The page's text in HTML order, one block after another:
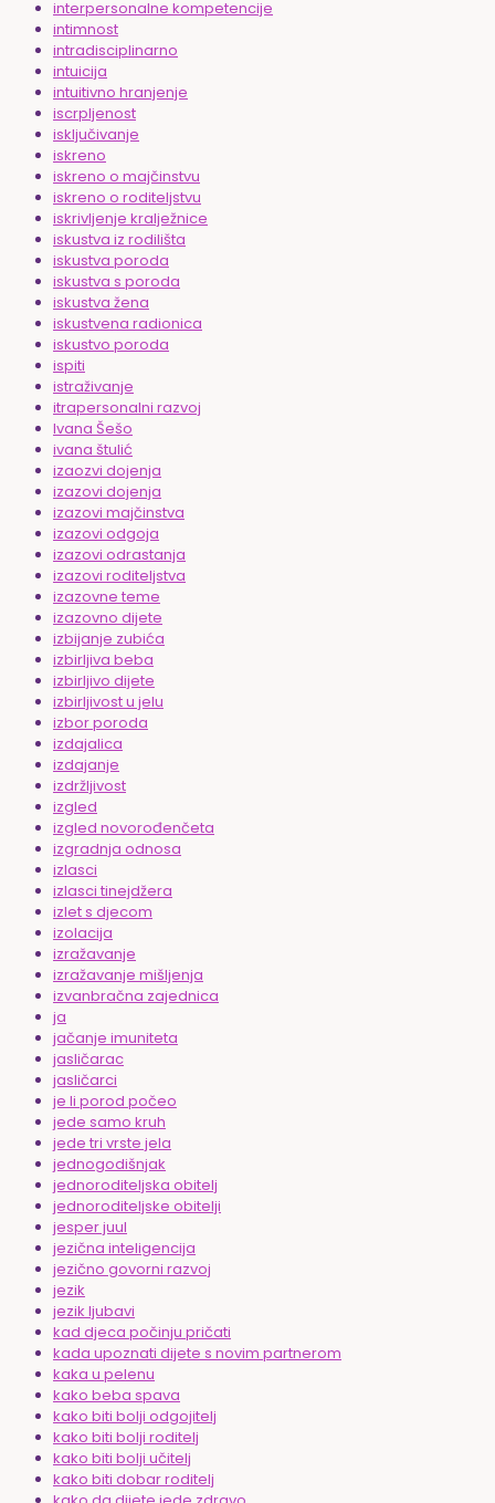
interpersonalne kompetencije
intimnost
intradisciplinarno
intuicija
intuitivno hranjenje
iscrpljenost
isključivanje
iskreno
iskreno o majčinstvu
iskreno o roditeljstvu
iskrivljenje kralježnice
iskustva iz rodilišta
iskustva poroda
iskustva s poroda
iskustva žena
iskustvena radionica
iskustvo poroda
ispiti
istraživanje
itrapersonalni razvoj
Ivana Šešo
ivana štulić
izaozvi dojenja
izazovi dojenja
izazovi majčinstva
izazovi odgoja
izazovi odrastanja
izazovi roditeljstva
izazovne teme
izazovno dijete
izbijanje zubića
izbirljiva beba
izbirljivo dijete
izbirljivost u jelu
izbor poroda
izdajalica
izdajanje
izdržljivost
izgled
izgled novorođenčeta
izgradnja odnosa
izlasci
izlasci tinejdžera
izlet s djecom
izolacija
izražavanje
izražavanje mišljenja
izvanbračna zajednica
ja
jačanje imuniteta
jasličarac
jasličarci
je li porod počeo
jede samo kruh
jede tri vrste jela
jednogodišnjak
jednoroditeljska obitelj
jednoroditeljske obitelji
jesper juul
jezična inteligencija
jezično govorni razvoj
jezik
jezik ljubavi
kad djeca počinju pričati
kada upoznati dijete s novim partnerom
kaka u pelenu
kako beba spava
kako biti bolji odgojitelj
kako biti bolji roditelj
kako biti bolji učitelj
kako biti dobar roditelj